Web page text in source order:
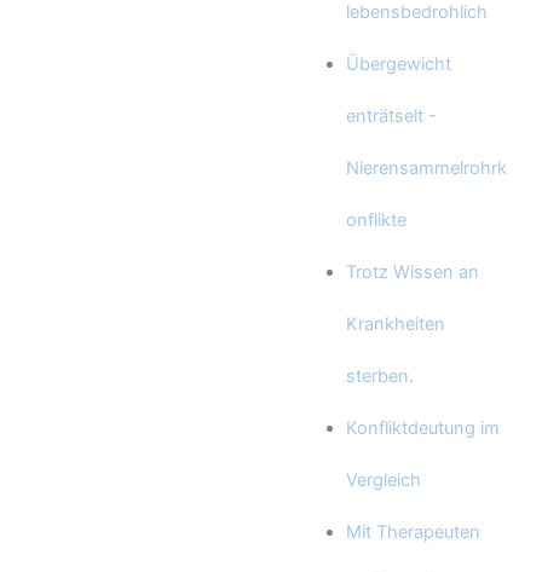
lebensbedrohlich
Übergewicht
enträtselt -
Nierensammelrohrk
onflikte
Trotz Wissen an
Krankheiten
sterben.
Konfliktdeutung im
Vergleich
Mit Therapeuten